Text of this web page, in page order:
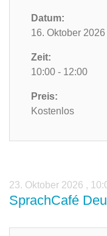
Datum:
16. Oktober 2026
Zeit:
10:00 - 12:00
Preis:
Kostenlos
23. Oktober 2026 ,
SprachCafé